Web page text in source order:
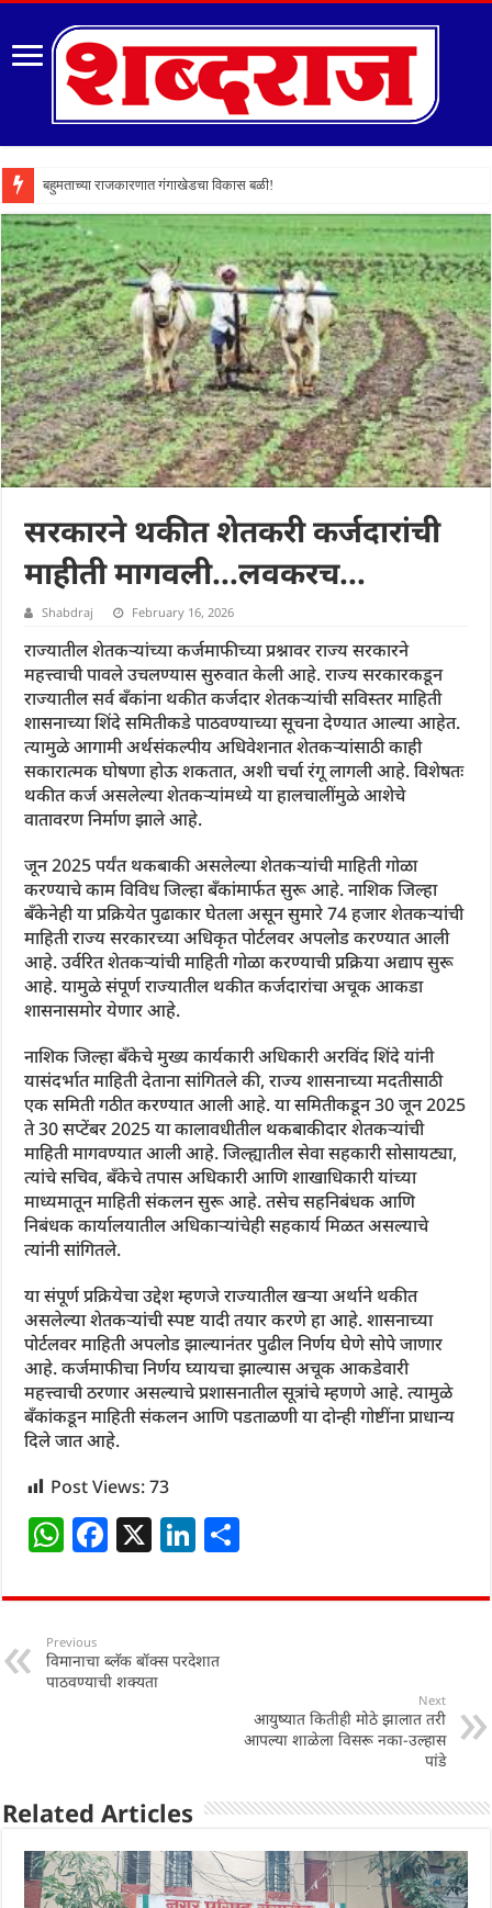
बहुमताच्या राजकारणात गंगाखेडचा विकास बळी!
सरकारने थकीत शेतकरी कर्जदारांची
माहीती मागवली…लवकरच…
Shabdraj February 16, 2026
राज्यातील शेतकऱ्यांच्या कर्जमाफीच्या प्रश्नावर राज्य सरकारने
महत्त्वाची पावले उचलण्यास सुरुवात केली आहे. राज्य सरकारकडून
राज्यातील सर्व बँकांना थकीत कर्जदार शेतकऱ्यांची सविस्तर माहिती
शासनाच्या शिंदे समितीकडे पाठवण्याच्या सूचना देण्यात आल्या आहेत.
त्यामुळे आगामी अर्थसंकल्पीय अधिवेशनात शेतकऱ्यांसाठी काही
सकारात्मक घोषणा होऊ शकतात, अशी चर्चा रंगू लागली आहे. विशेषतः
थकीत कर्ज असलेल्या शेतकऱ्यांमध्ये या हालचालींमुळे आशेचे
वातावरण निर्माण झाले आहे.
जून 2025 पर्यंत थकबाकी असलेल्या शेतकऱ्यांची माहिती गोळा
करण्याचे काम विविध जिल्हा बँकांमार्फत सुरू आहे. नाशिक जिल्हा
बँकेनेही या प्रक्रियेत पुढाकार घेतला असून सुमारे 74 हजार शेतकऱ्यांची
माहिती राज्य सरकारच्या अधिकृत पोर्टलवर अपलोड करण्यात आली
आहे. उर्वरित शेतकऱ्यांची माहिती गोळा करण्याची प्रक्रिया अद्याप सुरू
आहे. यामुळे संपूर्ण राज्यातील थकीत कर्जदारांचा अचूक आकडा
शासनासमोर येणार आहे.
नाशिक जिल्हा बँकेचे मुख्य कार्यकारी अधिकारी अरविंद शिंदे यांनी
यासंदर्भात माहिती देताना सांगितले की, राज्य शासनाच्या मदतीसाठी
एक समिती गठीत करण्यात आली आहे. या समितीकडून 30 जून 2025
ते 30 सप्टेंबर 2025 या कालावधीतील थकबाकीदार शेतकऱ्यांची
माहिती मागवण्यात आली आहे. जिल्ह्यातील सेवा सहकारी सोसायट्या,
त्यांचे सचिव, बँकेचे तपास अधिकारी आणि शाखाधिकारी यांच्या
माध्यमातून माहिती संकलन सुरू आहे. तसेच सहनिबंधक आणि
निबंधक कार्यालयातील अधिकाऱ्यांचेही सहकार्य मिळत असल्याचे
त्यांनी सांगितले.
या संपूर्ण प्रक्रियेचा उद्देश म्हणजे राज्यातील खऱ्या अर्थाने थकीत
असलेल्या शेतकऱ्यांची स्पष्ट यादी तयार करणे हा आहे. शासनाच्या
पोर्टलवर माहिती अपलोड झाल्यानंतर पुढील निर्णय घेणे सोपे जाणार
आहे. कर्जमाफीचा निर्णय घ्यायचा झाल्यास अचूक आकडेवारी
महत्त्वाची ठरणार असल्याचे प्रशासनातील सूत्रांचे म्हणणे आहे. त्यामुळे
बँकांकडून माहिती संकलन आणि पडताळणी या दोन्ही गोष्टींना प्राधान्य
दिले जात आहे.
Post Views:73
W
at
s
A
F
c
b
X Li
k
dI
ar
Previous
विमानाचा ब्लॅक बॉक्स परदेशात
पाठवण्याची शक्यता
Next
आयुष्यात कितीही मोठे झालात तरी
आपल्या शाळेला विसरू नका-उल्हास
पांडे
Related Articles